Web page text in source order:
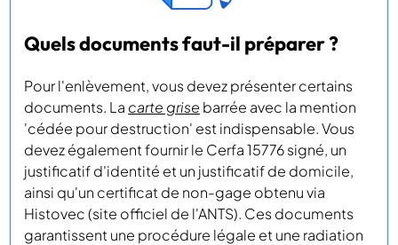
Quels documents faut-il préparer ?
Pour l'enlèvement, vous devez présenter certains
documents. La carte grise barrée avec la mention
'cédée pour destruction' est indispensable. Vous
devez également fournir le Cerfa 15776 signé, un
justificatif d'identité et un justificatif de domicile,
ainsi qu'un certificat de non-gage obtenu via
Histovec (site officiel de l'ANTS). Ces documents
garantissent une procédure légale et une radiation